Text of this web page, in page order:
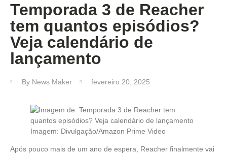
Temporada 3 de Reacher
tem quantos episódios?
Veja calendário de
lançamento
By News Maker fevereiro 20, 2025
Imagem: Divulgação/Amazon Prime Video
Após pouco mais de um ano de espera, Reacher finalmente vai